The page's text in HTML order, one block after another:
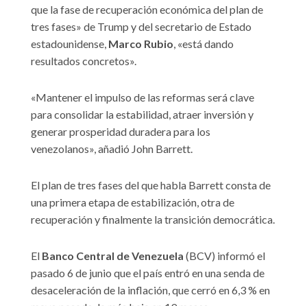
que la fase de recuperación económica del plan de
tres fases» de Trump y del secretario de Estado
estadounidense, Marco Rubio, «está dando
resultados concretos».
«Mantener el impulso de las reformas será clave
para consolidar la estabilidad, atraer inversión y
generar prosperidad duradera para los
venezolanos», añadió John Barrett.
El plan de tres fases del que habla Barrett consta de
una primera etapa de estabilización, otra de
recuperación y finalmente la transición democrática.
El Banco Central de Venezuela (BCV) informó el
pasado 6 de junio que el país entró en una senda de
desaceleración de la inflación, que cerró en 6,3 % en